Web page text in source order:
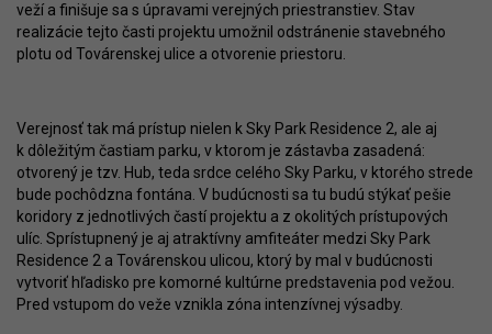
veží a finišuje sa s úpravami verejných priestranstiev. Stav
realizácie tejto časti projektu umožnil odstránenie stavebného
plotu od Továrenskej ulice a otvorenie priestoru.
Verejnosť tak má prístup nielen k Sky Park Residence 2, ale aj
k dôležitým častiam parku, v ktorom je zástavba zasadená:
otvorený je tzv. Hub, teda srdce celého Sky Parku, v ktorého strede
bude pochôdzna fontána. V budúcnosti sa tu budú stýkať pešie
koridory z jednotlivých častí projektu a z okolitých prístupových
ulíc. Sprístupnený je aj atraktívny amfiteáter medzi Sky Park
Residence 2 a Továrenskou ulicou, ktorý by mal v budúcnosti
vytvoriť hľadisko pre komorné kultúrne predstavenia pod vežou.
Pred vstupom do veže vznikla zóna intenzívnej výsadby.